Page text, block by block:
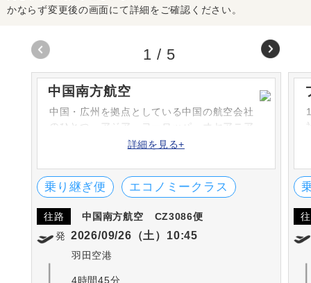
かならず変更後の画面にて詳細をご確認ください。
中国南方航空
中国・広州を拠点としている中国の航空会社
のひとつ。アジア、ヨーロッパ、オセアニア
などの約40カ国の国へ就航しており、豊富な
くの都市に運行しています。
詳細を見る+
乗り継ぎ便 エコノミークラス
往路 中国南方航空
CZ3086便
発 2026/09/26（土）10:45
羽田空港
4時間45分
1 / 5